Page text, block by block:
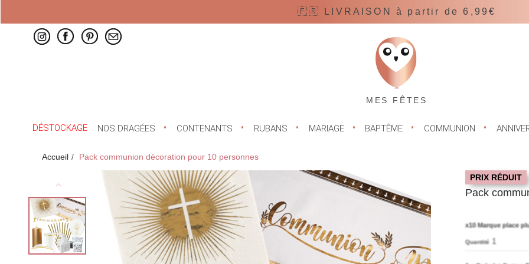
🇫🇷 LIVRAISON à partir de 6,99€
MES FÊTES
DÉSTOCKAGE NOS DRAGÉES CONTENANTS RUBANS MARIAGE BAPTÊME COMMUNION
Accueil Pack communion décoration pour 10 personnes
PRIX RÉDUIT
Pack
x10 Marque place
Quantité1